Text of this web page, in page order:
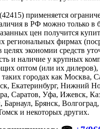
применяется
в РФ можно только в
цен получится
региональных фирмах
целях экономии средств
и наличие у крупных
оптом (или их дилеров),
городах как Москва,
Екатеринбург, Нижний
Саратов, Уфа, Ижевск,
Брянск,
и некоторых других.